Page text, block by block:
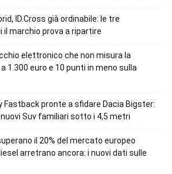
ID.Cross già ordinabile: le tre
il marchio prova a ripartire
elettronico che non misura la
1.300 euro e 10 punti in meno sulla
Fastback pronte a sfidare Dacia Bigster:
Suv familiari sotto i 4,5 metri
il 20% del mercato europeo
arretrano ancora: i nuovi dati sulle